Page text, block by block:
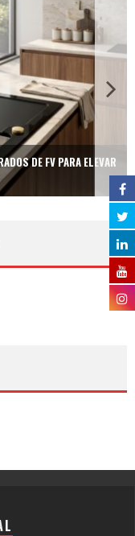
DE FV PARA ELEVAR